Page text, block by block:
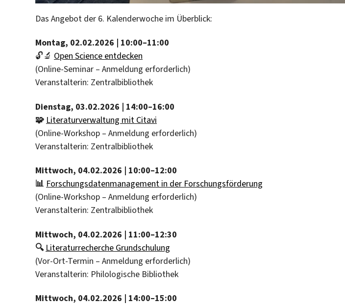
Das Angebot der 6. Kalenderwoche im Überblick:
Montag, 02.02.2026 | 10:00–11:00
🔓🔬 Open Science entdecken
(Online-Seminar – Anmeldung erforderlich)
Veranstalterin: Zentralbibliothek
Dienstag, 03.02.2026 | 14:00–16:00
🧩 Literaturverwaltung mit Citavi
(Online-Workshop – Anmeldung erforderlich)
Veranstalterin: Zentralbibliothek
Mittwoch, 04.02.2026 | 10:00–12:00
📊 Forschungsdatenmanagement in der Forschungsförderung
(Online-Workshop – Anmeldung erforderlich)
Veranstalterin: Zentralbibliothek
Mittwoch, 04.02.2026 | 11:00–12:30
🔍 Literaturrecherche Grundschulung
(Vor-Ort-Termin – Anmeldung erforderlich)
Veranstalterin: Philologische Bibliothek
Mittwoch, 04.02.2026 | 14:00–15:00